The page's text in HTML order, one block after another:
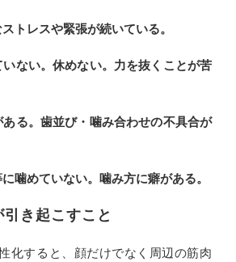
トレスや緊張が続いている。
ない。休めない。力を抜くことが苦
る。歯並び・噛み合わせの不具合が
噛めていない。噛み方に癖がある。
き起こすこと
化すると、顔だけでなく周辺の筋肉